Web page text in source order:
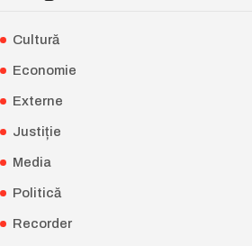
Cultură
Economie
Externe
Justiție
Media
Politică
Recorder